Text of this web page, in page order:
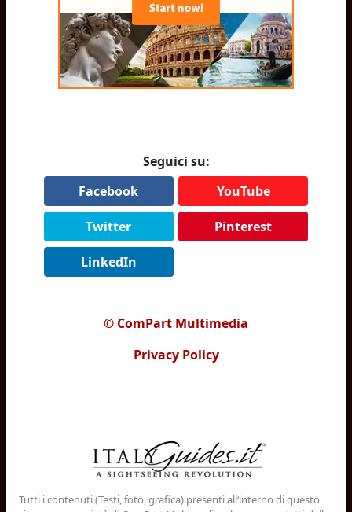
Seguici su:
Facebook
YouTube
Twitter Pinterest
LinkedIn
© ComPart Multimedia
Privacy Policy
Tutti i contenuti (Testi, foto, grafica) presenti all‘interno di questo